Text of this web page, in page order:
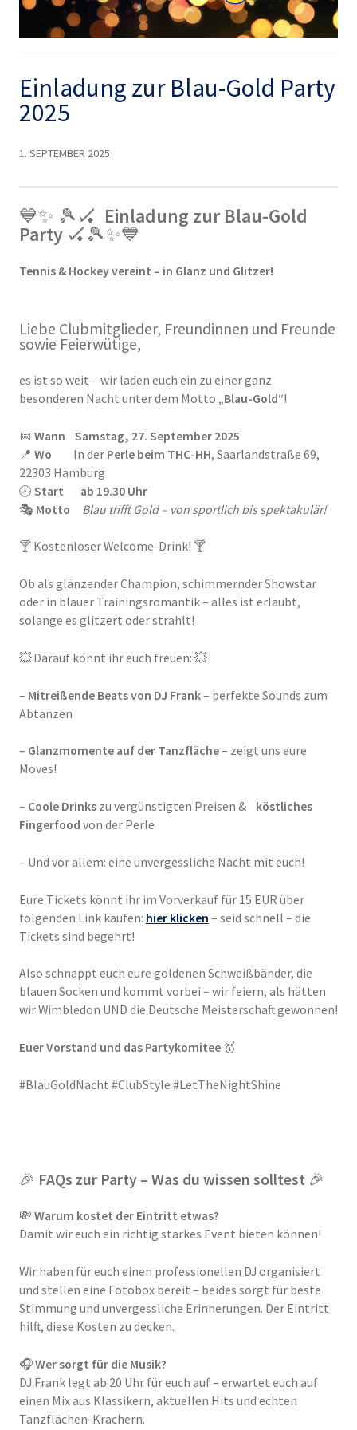
Einladung zur Blau-Gold Party
2025
1. SEPTEMBER 2025
💙✨ 🎾🏑 Einladung zur Blau-Gold
Party 🏑🎾✨💙
Tennis & Hockey vereint – in Glanz und Glitzer!
Liebe Clubmitglieder, Freundinnen und Freunde
sowie Feierwütige,
es ist so weit – wir laden euch ein zu einer ganz
besonderen Nacht unter dem Motto „Blau-Gold“!
📅 Wann Samstag, 27. September 2025
📍 Wo In der Perle beim THC-HH, Saarlandstraße 69,
22303 Hamburg
🕗 Start ab 19.30 Uhr
🎭 Motto Blau trifft Gold – von sportlich bis spektakulär!
🍸 Kostenloser Welcome-Drink! 🍸
Ob als glänzender Champion, schimmernder Showstar
oder in blauer Trainingsromantik – alles ist erlaubt,
solange es glitzert oder strahlt!
💥 Darauf könnt ihr euch freuen: 💥
– Mitreißende Beats von DJ Frank– perfekte Sounds zum
Abtanzen
– Glanzmomente auf der Tanzfläche– zeigt uns eure
Moves!
– Coole Drinkszu vergünstigten Preisen & köstliches
Fingerfood von der Perle
– Und vor allem: eine unvergessliche Nacht mit euch!
Eure Tickets könnt ihr im Vorverkauf für 15 EUR über
folgenden Link kaufen: hier klicken – seid schnell – die
Tickets sind begehrt!
Also schnappt euch eure goldenen Schweißbänder, die
blauen Socken und kommt vorbei – wir feiern, als hätten
wir Wimbledon UND die Deutsche Meisterschaft gewonnen!
Euer Vorstand und das Partykomitee 🥇
#BlauGoldNacht #ClubStyle #LetTheNightShine
🎉 FAQs zur Party – Was du wissen solltest 🎉
💸 Warum kostet der Eintritt etwas?
Damit wir euch ein richtig starkes Event bieten können!
Wir haben für euch einen professionellen DJ organisiert
und stellen eine Fotobox bereit – beides sorgt für beste
Stimmung und unvergessliche Erinnerungen. Der Eintritt
hilft, diese Kosten zu decken.
🎧Wer sorgt für die Musik?
DJ Frank legt ab 20 Uhr für euch auf – erwartet euch auf
einen Mix aus Klassikern, aktuellen Hits und echten
Tanzflächen-Krachern.